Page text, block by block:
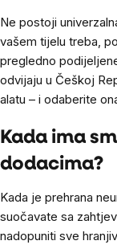
Ne postoji
vašem tijelu treba,
pregledno
odvijaju u Češkoj
alatu – i odaberite
Kada ima
dodacima?
Kada je prehrana
suočavate sa
nadopuniti sve